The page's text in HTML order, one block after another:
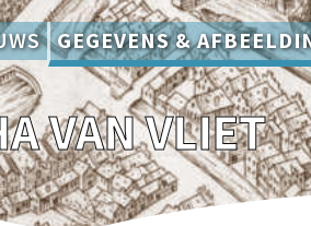
GEGEVENS &
VAN VLIET